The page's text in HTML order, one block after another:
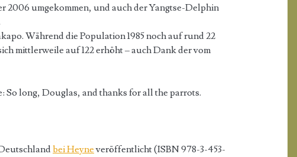
2006 umgekommen, und auch der Yangtse-Delphin
Während die Population 1985 noch auf rund 22
mittlerweile auf 122 erhöht – auch Dank der vom
So long, Douglas, and thanks for all the parrots.
bei Heyneveröffentlicht (ISBN 978-3-453-